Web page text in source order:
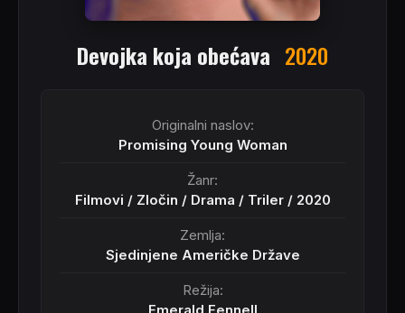
Devojka koja obećava 2020
Originalni naslov:
Promising Young Woman
Žanr:
Filmovi / Zločin / Drama / Triler/ 2020
Zemlja:
Sjedinjene Američke Države
Režija: